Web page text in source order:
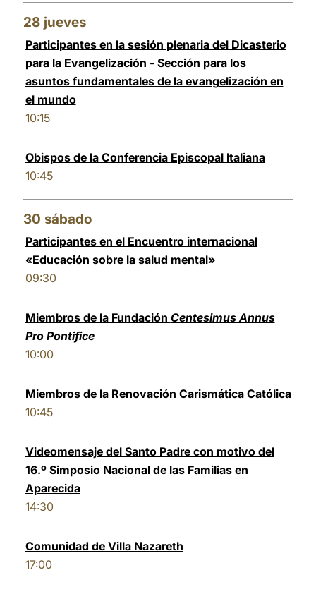
28 jueves
Participantes en la sesión plenaria del Dicasterio
para la Evangelización - Sección para los
asuntos fundamentales de la evangelización en
el mundo
10:15
Obispos de la Conferencia Episcopal Italiana
10:45
30 sábado
Participantes en el Encuentro internacional
«Educación sobre la salud mental»
09:30
Miembros de la Fundación Centesimus Annus
Pro Pontifice
10:00
Miembros de la Renovación Carismática Católica
10:45
Videomensaje del Santo Padre con motivo del
16.º Simposio Nacional de las Familias en
Aparecida
14:30
Comunidad de Villa Nazareth
17:00